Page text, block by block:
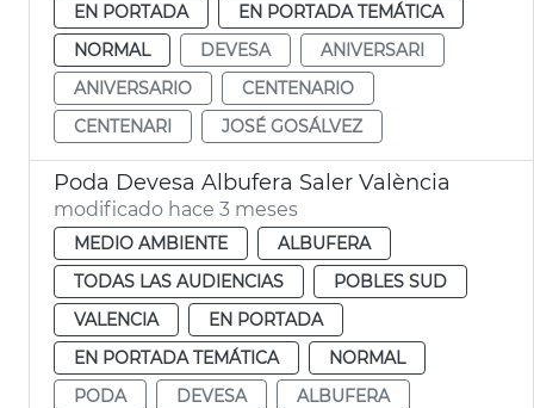
EN PORTADA
EN PORTADA TEMÁTICA
NORMAL
DEVESA
ANIVERSARI
ANIVERSARIO
CENTENARIO
CENTENARI
JOSÉ GOSÁLVEZ
Poda Devesa Albufera Saler València
modificado hace 3 meses
MEDIO AMBIENTE
ALBUFERA
TODAS LAS AUDIENCIAS
POBLES SUD
VALENCIA
EN PORTADA
EN PORTADA TEMÁTICA
NORMAL
PODA
DEVESA
ALBUFERA